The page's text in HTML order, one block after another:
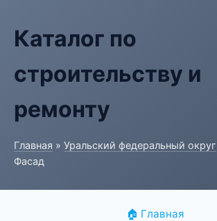
Каталог по
строительству и
ремонту
Главная » Уральский федеральный округ
Фасад
🏠 Главная